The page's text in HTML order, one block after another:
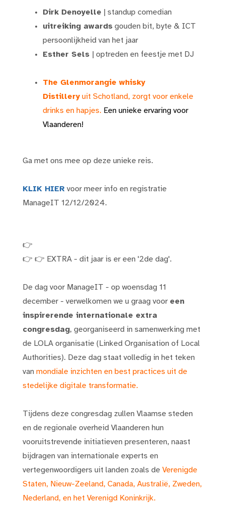
Dirk Denoyelle | standup comedian
uitreiking awards gouden bit, byte & ICT
persoonlijkheid van het jaar
Esther Sels
| optreden en feestje met DJ
The Glenmorangie whisky
Distillery uit Schotland, zorgt voor enkele
drinks en hapjes. Een unieke ervaring voor
Vlaanderen!
Ga met ons mee op deze unieke reis.
KLIK HIER voor meer info en registratie
ManageIT 12/12/2024.
👉
👉 👉 EXTRA - dit jaar is er een '2de dag'.
De dag voor ManageIT - op woensdag 11
december - verwelkomen we u graag voor een
inspirerende internationale extra
congresdag, georganiseerd in samenwerking met
de LOLA organisatie (Linked Organisation of Local
Authorities). Deze dag staat volledig in het teken
van mondiale inzichten en best practices uit de
stedelijke digitale transformatie.
Tijdens deze congresdag zullen Vlaamse steden
en de regionale overheid Vlaanderen hun
vooruitstrevende initiatieven presenteren, naast
bijdragen van internationale experts en
vertegenwoordigers uit landen zoals de Verenigde
Staten, Nieuw-Zeeland, Canada, Australië, Zweden,
Nederland, en het Verenigd Koninkrijk.